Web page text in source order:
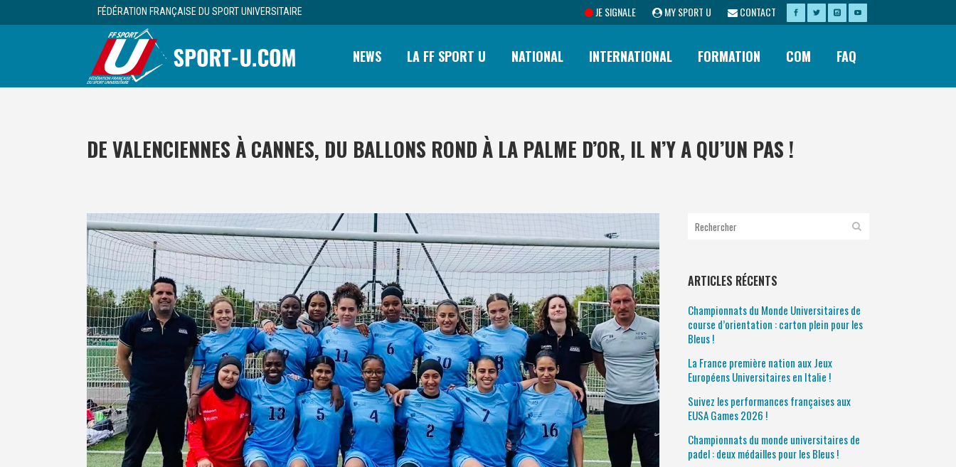
FÉDÉRATION FRANÇAISE DU SPORT UNIVERSITAIRE JE SIGNALE MY SPORT U CONTACT
NEWS LA FF SPORT U NATIONAL INTERNATIONAL FORMATION COM FAQ
DE VALENCIENNES À CANNES, DU BALLONS ROND À LA PALME D’OR, IL N’Y A QU’UN PAS !
ARTICLES RÉCENTS
Championnats du Monde Universitaires de
course d’orientation : carton plein pour les
Bleus !
La France première nation aux Jeux
Européens Universitaires en Italie !
Suivez les performances françaises aux
EUSA Games 2026 !
Championnats du monde universitaires de
padel : deux médailles pour les Bleus !